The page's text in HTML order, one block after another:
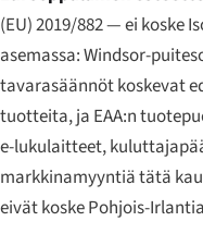
(EU) 2019/882 — ei koske
asemassa: Windsor-
tavarasäännöt koskevat
tuotteita, ja EAA:n
e-lukulaitteet,
markkinamyyntiä tätä
eivät koske Pohjois-